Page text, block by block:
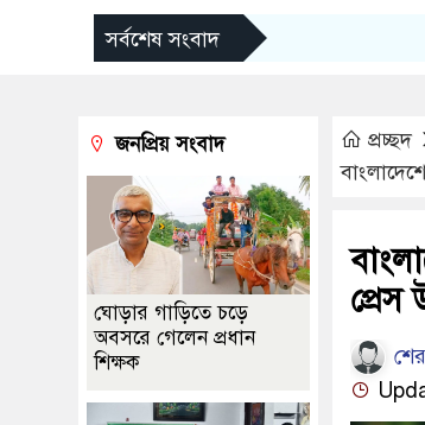
সর্বশেষ সংবাদ
প্রচ্ছদ
প্রেস
জনপ্রিয় সংবাদ
ঘোড়ার গাড়িতে চড়ে
অবসরে গেলেন প্রধান
শিক্ষক